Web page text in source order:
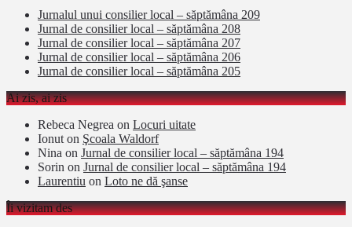
Jurnalul unui consilier local – săptămâna 209
Jurnal de consilier local – săptămâna 208
Jurnal de consilier local – săptămâna 207
Jurnal de consilier local – săptămâna 206
Jurnal de consilier local – săptămâna 205
Ai zis, ai zis
Rebeca Negrea on Locuri uitate
Ionut on Şcoala Waldorf
Nina on Jurnal de consilier local – săptămâna 194
Sorin on Jurnal de consilier local – săptămâna 194
Laurentiu on Loto ne dă şanse
Îi vizitam des